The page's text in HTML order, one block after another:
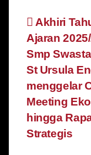
Akhiri
Ajaran
Smp
St Ursula
menggelar
Meeting
hingga
Strategis